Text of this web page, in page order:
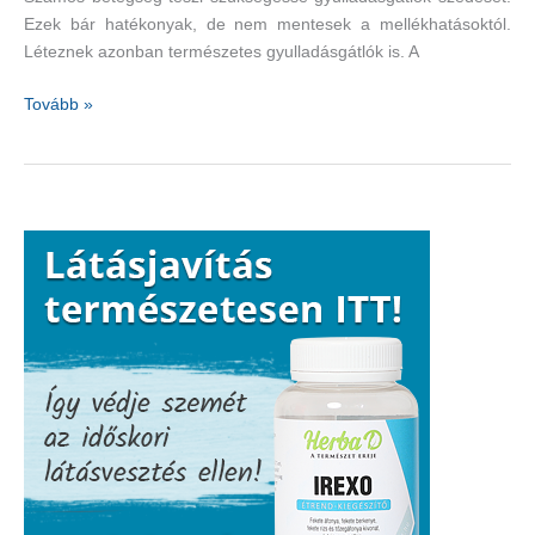
Ezek bár hatékonyak, de nem mentesek a mellékhatásoktól.
Léteznek azonban természetes gyulladásgátlók is. A
Természetes
Tovább »